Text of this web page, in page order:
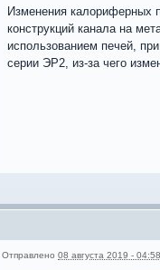
Изменения калориферных
конструкций канала на
использованием печей,
серии ЭР2, из-за чего
Отправлено 08 августа 2019 - 04:58